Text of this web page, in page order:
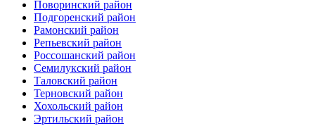
Поворинский район
Подгоренский район
Рамонский район
Репьевский район
Россошанский район
Семилукский район
Таловский район
Терновский район
Хохольский район
Эртильский район